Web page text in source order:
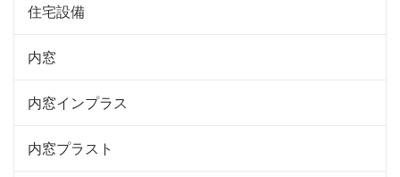
住宅設備
内窓
内窓インプラス
内窓プラスト